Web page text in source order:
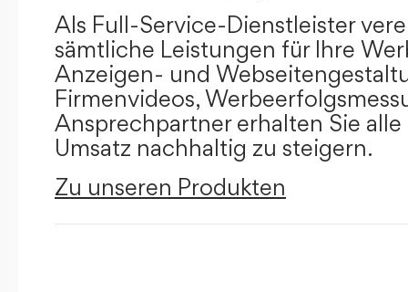
Als Full-Service-Dienstleister
sämtliche Leistungen für Ihre
Anzeigen- und
Firmenvideos,
Ansprechpartner erhalten Sie
Umsatz nachhaltig zu steigern.
Zu unseren Produkten